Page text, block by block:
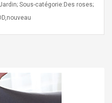
240.63
Gloves Fashion
/ Sporty Hip Hop
Stainless Steel Silver Gold
Sous-catégorie:Des roses;